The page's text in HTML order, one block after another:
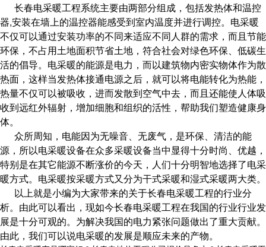
长春电采暖工程系统主要由两部分组成，包括发热体和温控
器,安装在墙上的温控器能感受到室内温度并进行调控。电采暖
不仅可以通过安装功率的不同来适应不同人群的需求，而且节能
环保，不占用土地面积节省土地，符合社会对绿色环保、低碳生
活的倡导。电采暖的能源是电力，而以建筑物内密实物体作为散
热面，这样当发热体接通电源之后，就可以将电能转化为热能，
热量不仅可以被吸收，进而发散到空气中去，而且还能使人体吸
收到远红外辐射，增加细胞和组织的活性，帮助我们塑造健康身
体。
众所周知，电能因为无噪音、无废气，是环保、清洁的能
源，所以电采暖设备在众多采暖设备当中显得十分时尚、优越，
特别是在其它能源不断涨价的今天，人们十分明智地选择了电采
暖方式。电采暖按采暖方式又分为干式采暖和湿式采暖两大类。
以上就是小编为大家带来的关于长春电采暖工程的行业分
析。由此可以看出，现如今长春电采暖工程在我国的行业行业发
展是十分可观的。为解决我国的电力紧张问题做出了重大贡献。
由此，我们可以说电采暖的发展是顺应未来的产物。